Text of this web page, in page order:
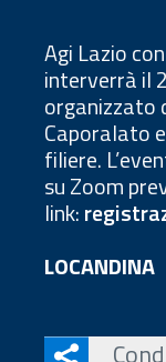
Agi Lazio
interverrà il
organizzato
Caporalato
filiere.
su Zoom
link:
LOCANDINA